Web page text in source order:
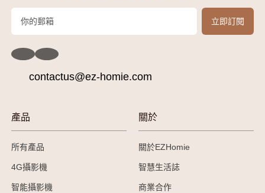
contactus@ez-homie.com
產品
所有產品
4G攝影機
智能攝影機
關於
關於EZHomie
智慧生活誌
商業合作